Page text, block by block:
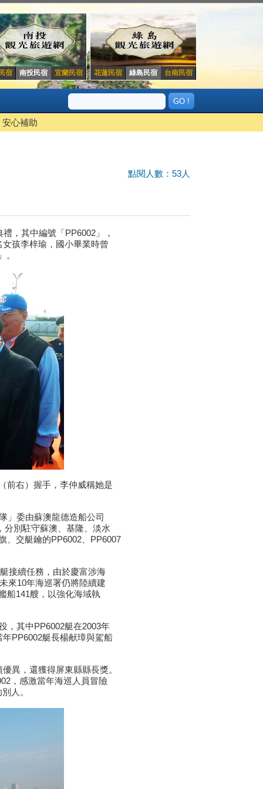
宿 南投民宿 宜蘭民宿 花蓮民宿 綠島民宿 台南民宿
安心補助
點閱人數：53人
，其中編號「PP6002」，
孩李梓瑜，國小畢業時曾
前右）握手，李仲威稱她是
」委由蘇澳龍德造船公司
分別駐守蘇澳、基隆、淡水
、交艇鑰的PP6002、PP6007
接續任務，由於慶富涉海
來10年海巡署仍將陸續建
船141艘，以強化海域執
，其中PP6002艇在2003年
PP6002艇長楊献璋與駕船
異，還獲得屏東縣縣長獎。
，感激當年海巡人員冒險
人。